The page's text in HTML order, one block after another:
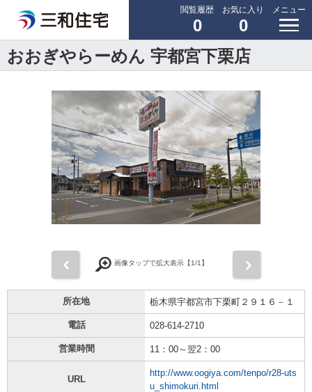
閲覧履歴
0
お気に入り
0
メニュー
おおぎやらーめん 宇都宮下栗店
画像タップで拡大表示【1/1】
所在地 栃木県宇都宮市下栗町２９１６－１
電話 028-614-2710
営業時間 11：00～翌2：00
URL
http://www.oogiya.com/tenpo/r28-uts
u_shimokuri.html